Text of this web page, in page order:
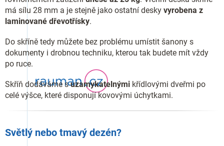
má sílu 28 mm a je stejně jako ostatní desky vyrobena z
laminované dřevotřísky.
Do skříně tedy můžete bez problému umístit šanony s
dokumenty i drobnou techniku, kterou tak budete mít vždy
po ruce.
Skříň dodáváme suzamykatelnými křídlovými dveřmi po
celé výšce, které disponují kovovými úchytkami.
Světlý nebo tmavý dezén?